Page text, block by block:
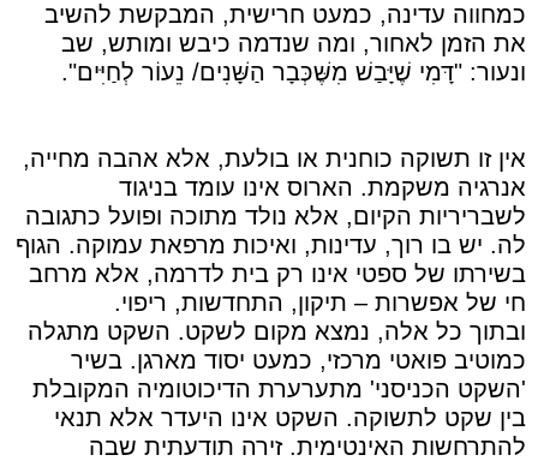
כמחווה עדינה, כמעט חרישית, המבקשת להשיב
את הזמן לאחור, ומה שנדמה כיבש ומותש, שב
ונעור: "דָּמִי שֶׁיָּבַשׁ מִשֶּׁכְּבָר הַשָּׁנִים/ נֵעוֹר לְחַיִּים".
אין זו תשוקה כוחנית או בולעת, אלא אהבה מחייה,
אנרגיה משקמת. הארוס אינו עומד בניגוד
לשבריריות הקיום, אלא נולד מתוכה ופועל כתגובה
לה. יש בו רוך, עדינות, ואיכות מרפאת עמוקה. הגוף
בשירתו של ספטי אינו רק בית לדרמה, אלא מרחב
חי של אפשרות – תיקון, התחדשות, ריפוי.
ובתוך כל אלה, נמצא מקום לשקט. השקט מתגלה
כמוטיב פואטי מרכזי, כמעט יסוד מארגן. בשיר
'השקט הכניסני' מתערערת הדיכוטומיה המקובלת
בין שקט לתשוקה. השקט אינו היעדר אלא תנאי
להתרחשות האינטימית. זירה תודעתית שבה